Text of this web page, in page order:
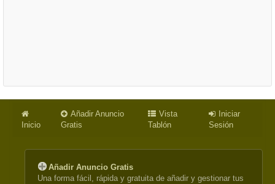
Inicio
Añadir Anuncio
Gratis
Vista
Tablón
Iniciar
Sesión
Añadir Anuncio Gratis
Una forma fácil, rápida y gratuita de añadir y gestionar tus